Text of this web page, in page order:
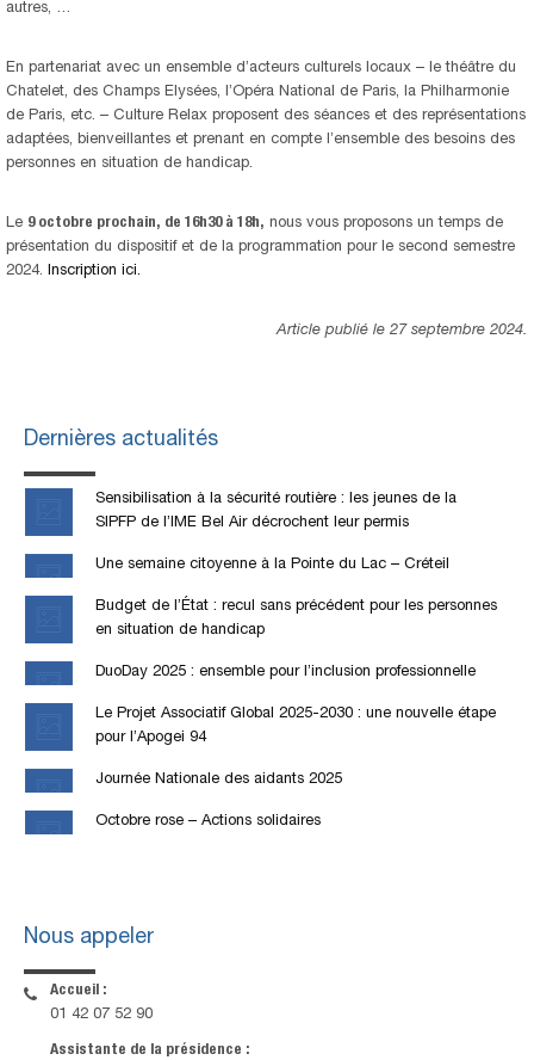
autres, …
En partenariat avec un ensemble d’acteurs culturels locaux – le théâtre du
Chatelet, des Champs Elysées, l’Opéra National de Paris, la Philharmonie
de Paris, etc. – Culture Relax proposent des séances et des représentations
adaptées, bienveillantes et prenant en compte l’ensemble des besoins des
personnes en situation de handicap.
Le 9 octobre prochain, de 16h30 à 18h, nous vous proposons un temps de
présentation du dispositif et de la programmation pour le second semestre
2024. Inscription ici.
Article publié le 27 septembre 2024.
Dernières actualités
Sensibilisation à la sécurité routière : les jeunes de la
SIPFP de l’IME Bel Air décrochent leur permis
Une semaine citoyenne à la Pointe du Lac – Créteil
Budget de l’État : recul sans précédent pour les personnes
en situation de handicap
DuoDay 2025 : ensemble pour l’inclusion professionnelle
Le Projet Associatif Global 2025-2030 : une nouvelle étape
pour l’Apogei 94
Journée Nationale des aidants 2025
Octobre rose – Actions solidaires
Nous appeler
Accueil :
01 42 07 52 90
Assistante de la présidence :